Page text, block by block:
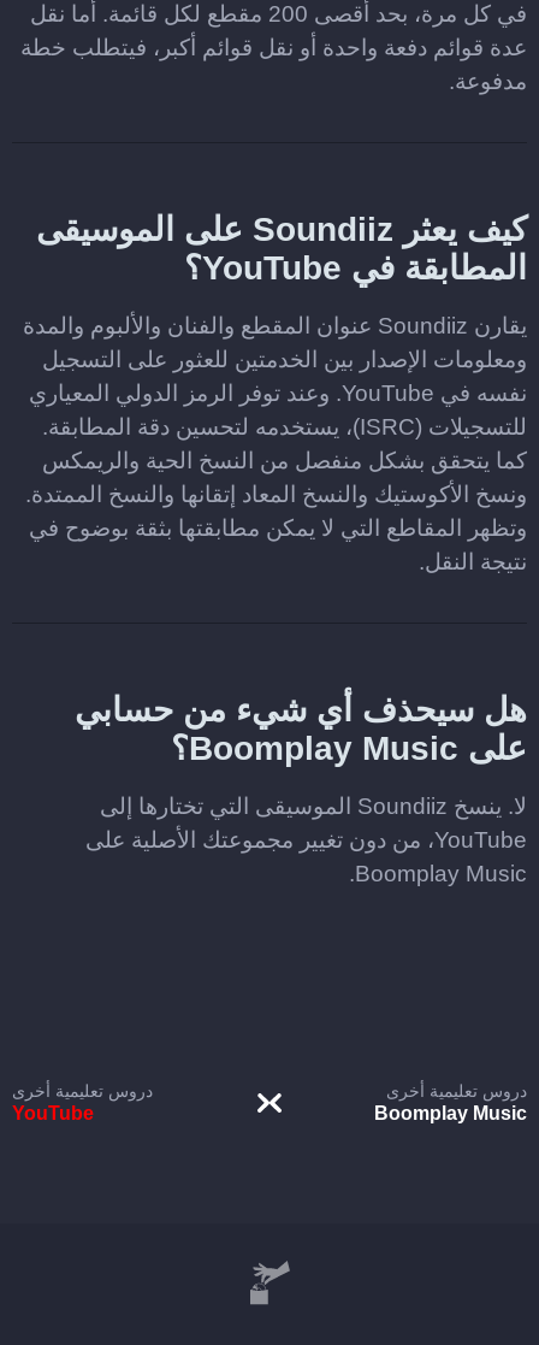
في كل مرة، بحد أقصى 200 مقطع لكل قائمة. أما نقل
عدة قوائم دفعة واحدة أو نقل قوائم أكبر، فيتطلب خطة
مدفوعة.
كيف يعثر Soundiiz على الموسيقى
المطابقة في YouTube؟
يقارن Soundiiz عنوان المقطع والفنان والألبوم والمدة
ومعلومات الإصدار بين الخدمتين للعثور على التسجيل
نفسه في YouTube. وعند توفر الرمز الدولي المعياري
للتسجيلات (ISRC)، يستخدمه لتحسين دقة المطابقة.
كما يتحقق بشكل منفصل من النسخ الحية والريمكس
ونسخ الأكوستيك والنسخ المعاد إتقانها والنسخ الممتدة.
وتظهر المقاطع التي لا يمكن مطابقتها بثقة بوضوح في
نتيجة النقل.
هل سيحذف أي شيء من حسابي
على Boomplay Music؟
لا. ينسخ Soundiiz الموسيقى التي تختارها إلى
YouTube، من دون تغيير مجموعتك الأصلية على
Boomplay Music.
دروس تعليمية أخرى
Boomplay Music
دروس تعليمية أخرى
YouTube